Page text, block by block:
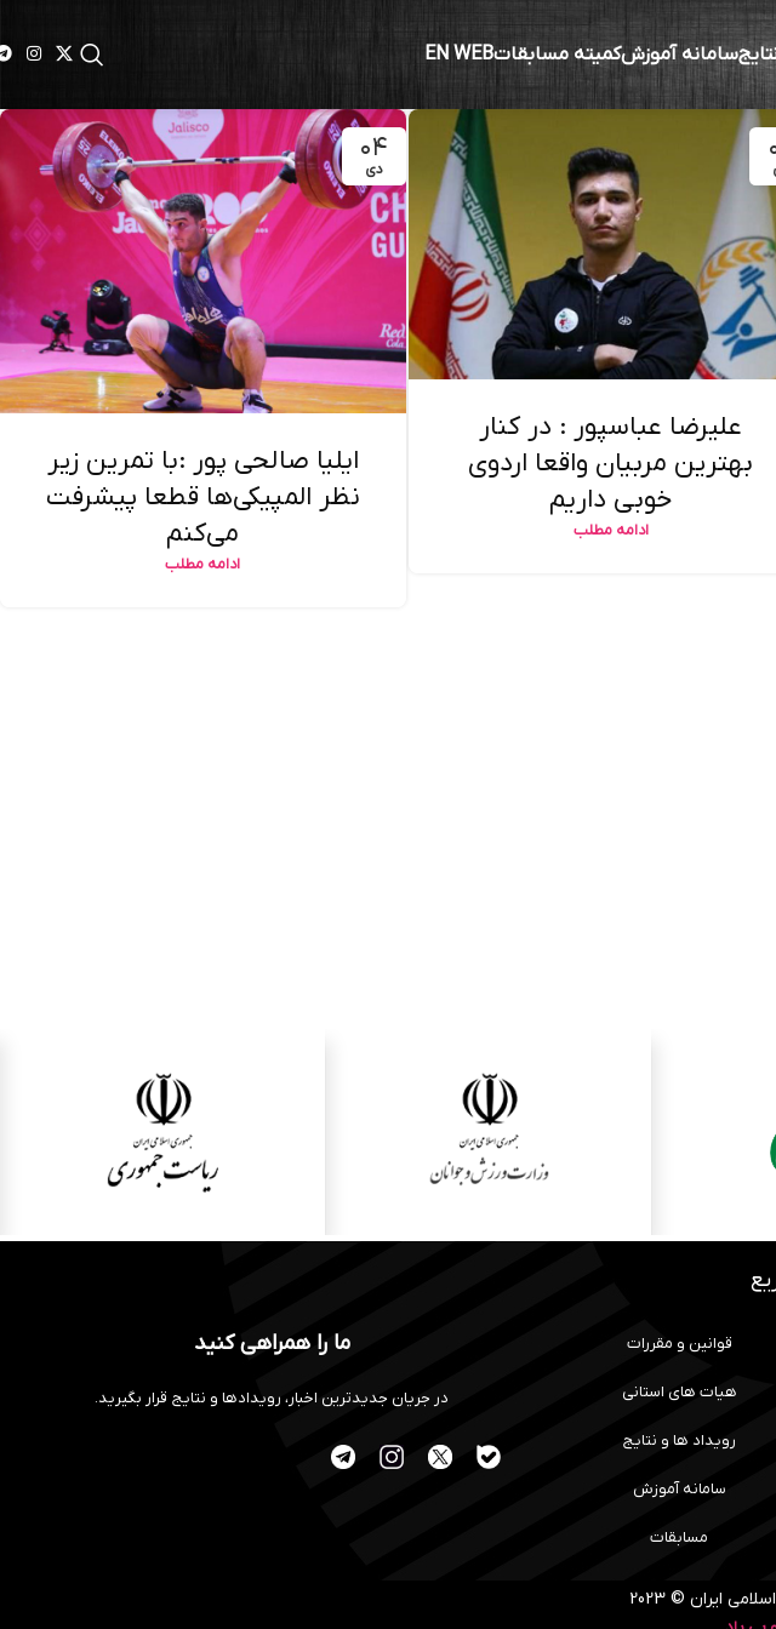
سامانه آموزشکمیته مسابقاتEN WEB
علیرضا عباسپور : در کنار
بهترین مربیان واقعا اردوی
خوبی داریم
ادامه مطلب
۰۴
دی
ایلیا صالحی پور :با تمرین زیر
نظر المپیکی‌ها قطعا پیشرفت
می‌کنم
ادامه مطلب
قوانین و مقررات
هیات های استانی
رویداد ها و نتایج
سامانه آموزش
مسابقات
ما را همراهی کنید
در جریان جدیدترین اخبار، رویدادها و نتایج قرار بگیرید.
ایران © 2023